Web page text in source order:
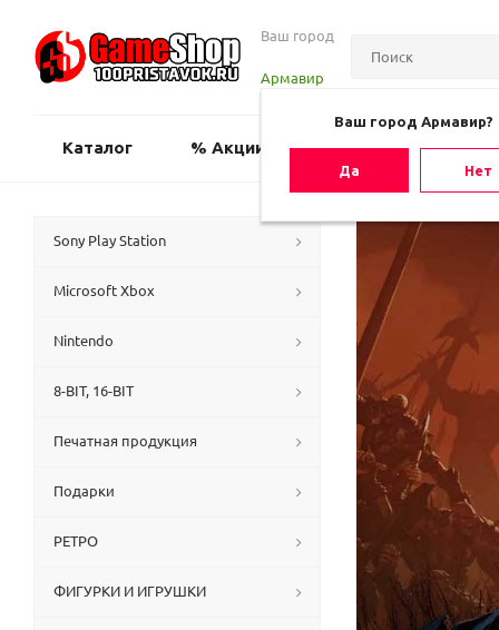
Ваш город
Армавир
Ваш город Армавир?
Да Нет
Каталог % Акции Оценить игру
Sony Play Station
Microsoft Xbox
Nintendo
8-BIT, 16-BIT
Печатная продукция
Подарки
РЕТРО
ФИГУРКИ И ИГРУШКИ